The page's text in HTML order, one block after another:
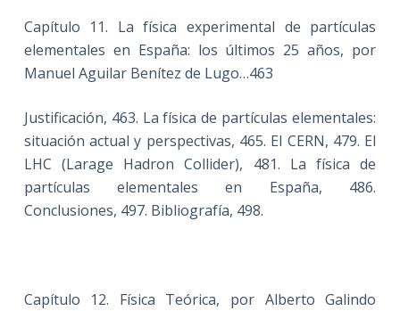
Capítulo 11. La física experimental de partículas
elementales en España: los últimos 25 años, por
Manuel Aguilar Benítez de Lugo…463
Justificación, 463. La física de partículas elementales:
situación actual y perspectivas, 465. El CERN, 479. El
LHC (Larage Hadron Collider), 481. La física de
partículas elementales en España, 486.
Conclusiones, 497. Bibliografía, 498.
Capítulo 12. Física Teórica, por Alberto Galindo